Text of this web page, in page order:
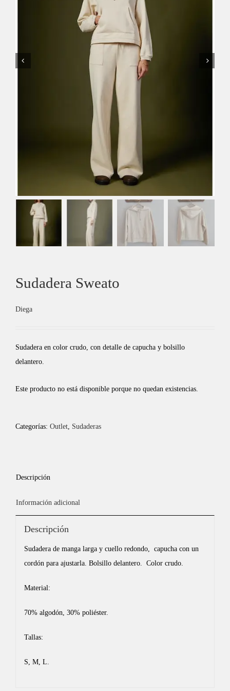
Sudadera Sweato
Diega
Sudadera en color crudo, con detalle de capucha y bolsillo
delantero.
Este producto no está disponible porque no quedan existencias.
Categorías: Outlet Sudaderas
Descripción
Información adicional
Descripción
Sudadera de manga larga y cuello redondo, capucha con un
cordón para ajustarla. Bolsillo delantero. Color crudo.
Material:
70% algodón, 30% poliéster.
Tallas:
S, M, L.